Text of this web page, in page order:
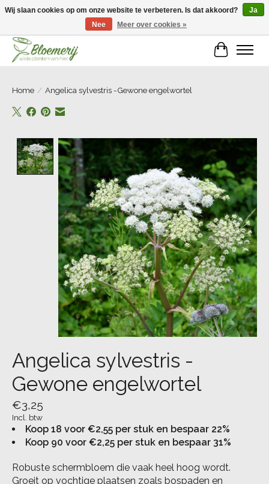
Home / Angelica sylvestris -Gewone engelwortel
Product image slideshow Items
Angelica sylvestris -
Gewone engelwortel
€3,25
Incl. btw
Koop 18 voor €2,55 per stuk en bespaar 22%
Koop 90 voor €2,25 per stuk en bespaar 31%
Robuste schermbloem die vaak heel hoog wordt.
Groeit op vochtige plaatsen zoals bospaden en
Wij slaan cookies op om onze website te verbeteren. Is dat akkoord?
Ja
Nee
Meer over cookies »